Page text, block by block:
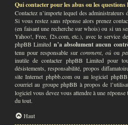
Qui contacter pour les abus ou les
Contactez n’importe lequel des
Si vous restez sans réponse alors prenez
(en faisant une recherche sur whois) ou si un
Yahoo!, Free, f2s.com, etc.), avec le service
phpBB Limited n’a absolument aucun
tenu pour responsable sur comment, où ou
inutile de contacter phpBB Limited pour
désistements, responsabilité, propos
site Internet phpbb.com ou au logiciel
courriel au groupe phpBB à propos de
logiciel vous devez vous attendre à une réponse
du tout.
Haut